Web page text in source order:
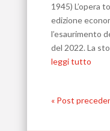
1945) L’opera
edizione
l’esaurimento
del 2022. La
leggi tutto
« Post